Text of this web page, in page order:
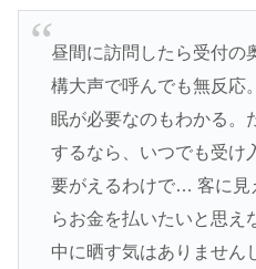
昼間に訪問したら受付の
構大声で呼んでも無反応
眠が必要なのもわかる。
するなら、いつでも受け
要がえるわけで… 客に見
らお金を払いたいと思え
中に晒す気はありません